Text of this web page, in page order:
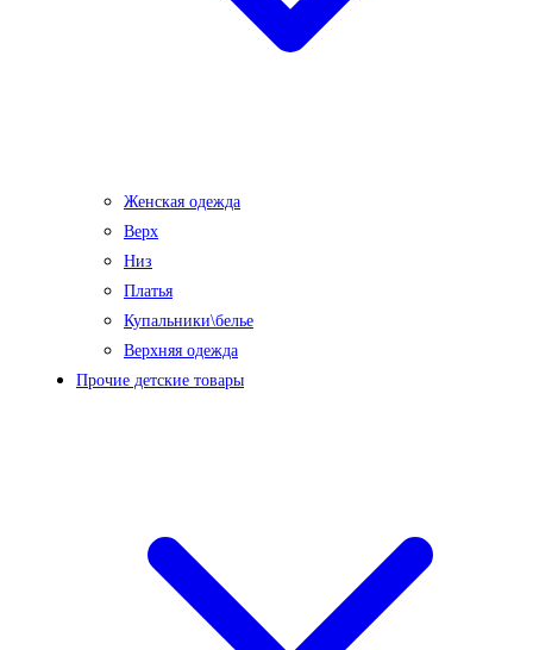
Женская одежда
Верх
Низ
Платья
Купальники\белье
Верхняя одежда
Прочие детские товары